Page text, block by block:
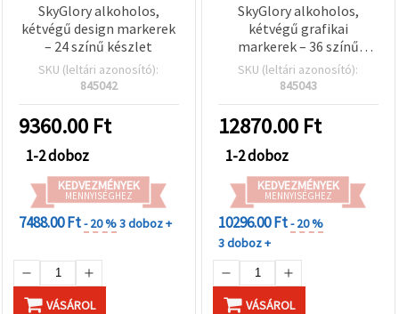
SkyGlory alkoholos,
kétvégű design markerek
– 24 színű készlet
SKU (leltári azonosító):
845042
9360.00 Ft
1-2 doboz
KEDVEZMÉNYEK
MENNYISÉGHEZ
7488.00 Ft- 20 %3 doboz +
VÁSÁROL
SkyGlory alkoholos,
kétvégű grafikai
markerek – 36 színű
vegyes készlet
SKU (leltári azonosító):
845043
12870.00 Ft
1-2 doboz
KEDVEZMÉNYEK
MENNYISÉGHEZ
10296.00 Ft- 20 %
3 doboz +
VÁSÁROL